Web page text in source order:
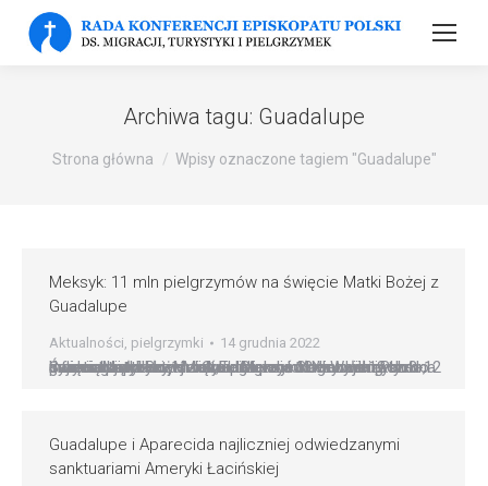
Archiwa tagu: Guadalupe
Strona główna Wpisy oznaczone tagiem "Guadalupe"
Meksyk: 11 mln pielgrzymów na święcie Matki Bożej z
Guadalupe
Aktualności, pielgrzymki 14 grudnia 2022
Święto Matki Bożej z Guadalupe – 12 grudnia przyciągnęło w tym roku ogromne tłumy wiernych do Jej sanktuarium w Mieście Meksyku. Na największe na świecie katolickie święto pielgrzymkowe w dniach 8-12 grudnia przybyło 11 mln ludzi – oświadczyła 12 bm. burmistrz stolicy Meksyku Claudia Sheinbaum Pardo, cytowana przez portal „El Informador”. Według tych informacji tylko…
Guadalupe i Aparecida najliczniej odwiedzanymi
sanktuariami Ameryki Łacińskiej